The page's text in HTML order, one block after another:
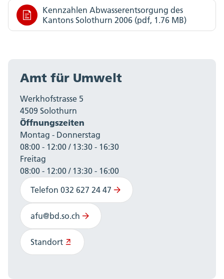
Kennzahlen Abwasserentsorgung des
Kantons Solothurn 2006 (pdf, 1.76 MB)
Amt für Umwelt
Werkhofstrasse 5
4509 Solothurn
Öffnungszeiten
Montag - Donnerstag
08:00 - 12:00 / 13:30 - 16:30
Freitag
08:00 - 12:00 / 13:30 - 16:00
Telefon 032 627 24 47
afu@bd.so.ch
Standort